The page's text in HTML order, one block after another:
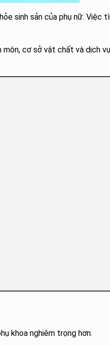
sinh sản của phụ nữ. Việc
cơ sở vật chất và dịch
khoa nghiêm trọng hơn.